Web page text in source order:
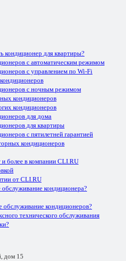
кондиционер для квартиры?
с автоматическим режимом
с управлением по Wi-Fi
с ночным режимом
кондиционеров
кондиционеров
для дома
для квартиры
с пятилетней гарантией
кондиционеров
более в компании CLI.RU
от CLI.RU
обслуживание кондиционера?
обслуживание кондиционеров?
технического обслуживания
дом 15